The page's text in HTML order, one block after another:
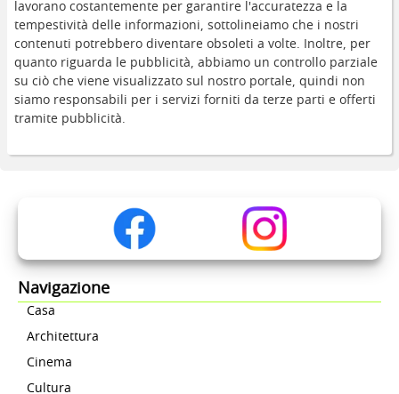
lavorano costantemente per garantire l'accuratezza e la
tempestività delle informazioni, sottolineiamo che i nostri
contenuti potrebbero diventare obsoleti a volte. Inoltre, per
quanto riguarda le pubblicità, abbiamo un controllo parziale
su ciò che viene visualizzato sul nostro portale, quindi non
siamo responsabili per i servizi forniti da terze parti e offerti
tramite pubblicità.
Navigazione
Casa
Architettura
Cinema
Cultura